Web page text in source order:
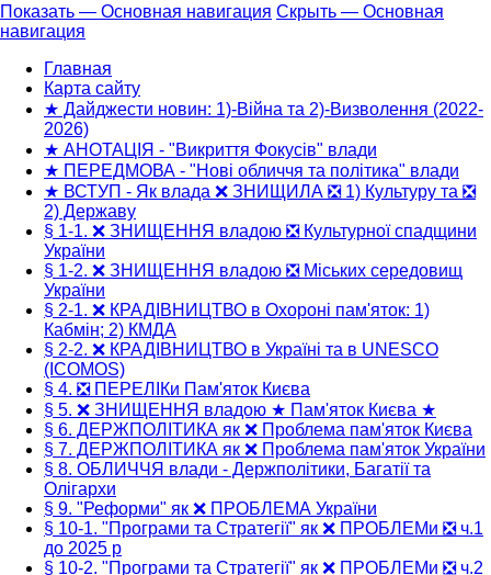
Основная
навигация
Показать — Основная навигация Скрыть — Основная
навигация
Главная
Карта сайту
★ Дайджести новин: 1)-Війна та 2)-Визволення (2022-
2026)
★ АНОТАЦІЯ - "Викриття Фокусів" влади
★ ПЕРЕДМОВА - "Нові обличчя та політика" влади
★ ВСТУП - Як влада ❌ ЗНИЩИЛА ❎ 1) Культуру та ❎
2) Державу
§ 1-1. ❌ ЗНИЩЕННЯ владою ❎ Культурної спадщини
України
§ 1-2. ❌ ЗНИЩЕННЯ владою ❎ Міських середовищ
України
§ 2-1. ❌ КРАДІВНИЦТВО в Охороні пам'яток: 1)
Кабмін; 2) КМДА
§ 2-2. ❌ КРАДІВНИЦТВО в Україні та в UNESCO
(ICOMOS)
§ 4. ❎ ПЕРЕЛІКи Пам'яток Києва
§ 5. ❌ ЗНИЩЕННЯ владою ★ Пам'яток Києва ★
§ 6. ДЕРЖПОЛІТИКА як ❌ Проблема пам'яток Києва
§ 7. ДЕРЖПОЛІТИКА як ❌ Проблема пам'яток України
§ 8. ОБЛИЧЧЯ влади - Держполітики, Багатії та
Олігархи
§ 9. "Реформи" як ❌ ПРОБЛЕМА України
§ 10-1. "Програми та Стратегії" як ❌ ПРОБЛЕМи ❎ ч.1
до 2025 р
§ 10-2. "Програми та Стратегії" як ❌ ПРОБЛЕМи ❎ ч.2